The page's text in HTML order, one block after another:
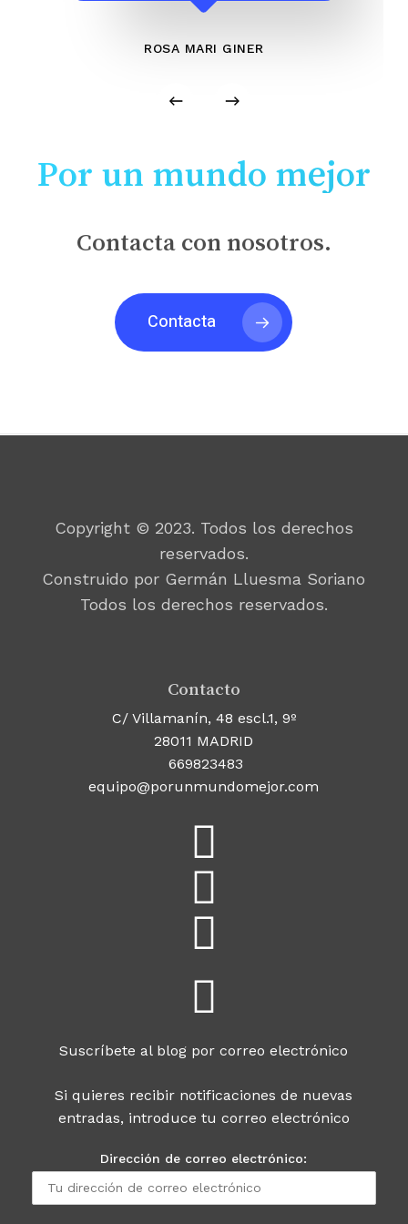
ROSA MARI GINER
Por un mundo mejor
Contacta con nosotros.
Contacta
Copyright © 2023. Todos los derechos
reservados.
Construido por Germán Lluesma Soriano
Todos los derechos reservados.
Contacto
C/ Villamanín, 48 escl.1, 9º
28011 MADRID
669823483
equipo@porunmundomejor.com
Suscríbete al blog por correo electrónico
Si quieres recibir notificaciones de nuevas
entradas, introduce tu correo electrónico
Dirección de correo electrónico: